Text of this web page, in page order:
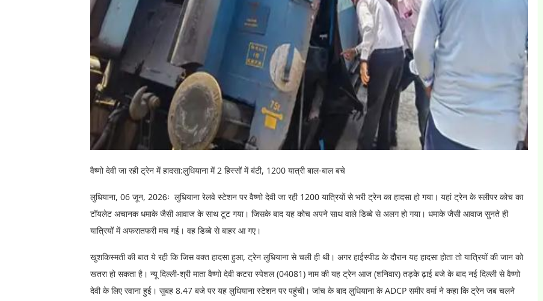
वैष्णो देवी जा रही ट्रेन में हादसा:लुधियाना में 2 हिस्सों में बंटी, 1200 यात्री बाल-बाल बचे
लुधियाना, 06 जून, 2026ः लुधियाना रेलवे स्टेशन पर वैष्णो देवी जा रही 1200 यात्रियों से भरी ट्रेन का हादसा हो गया। यहां ट्रेन के स्लीपर कोच का
टॉयलेट अचानक धमाके जैसी आवाज के साथ टूट गया। जिसके बाद यह कोच अपने साथ वाले डिब्बे से अलग हो गया। धमाके जैसी आवाज सुनते ही
यात्रियों में अफरातफरी मच गई। वह डिब्बे से बाहर आ गए।
खुशकिस्मती की बात ये रही कि जिस वक्त हादसा हुआ, ट्रेन लुधियाना से चली ही थी। अगर हाईस्पीड के दौरान यह हादसा होता तो यात्रियों की जान को
खतरा हो सकता है। न्यू दिल्ली-श्री माता वैष्णो देवी कटरा स्पेशल (04081) नाम की यह ट्रेन आज (शनिवार) तड़के ढ़ाई बजे के बाद नई दिल्ली से वैष्णो
देवी के लिए रवाना हुई। सुबह 8.47 बजे पर यह लुधियाना स्टेशन पर पहुंची। जांच के बाद लुधियाना के ADCP समीर वर्मा ने कहा कि ट्रेन जब चलने